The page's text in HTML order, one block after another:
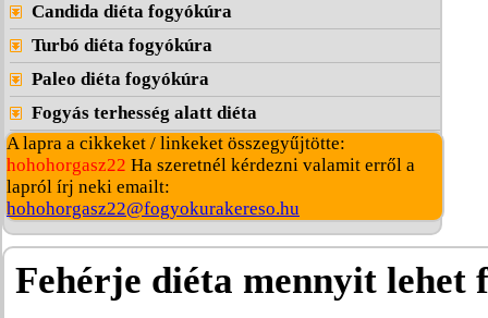
Candida diéta fogyókúra
Turbó diéta fogyókúra
Paleo diéta fogyókúra
Fogyás terhesség alatt diéta
A lapra a cikkeket / linkeket összegyűjtötte:
hohohorgasz22 Ha szeretnél kérdezni valamit erről a
lapról írj neki emailt:
hohohorgasz22@fogyokurakereso.hu
Fehérje diéta mennyit lehet